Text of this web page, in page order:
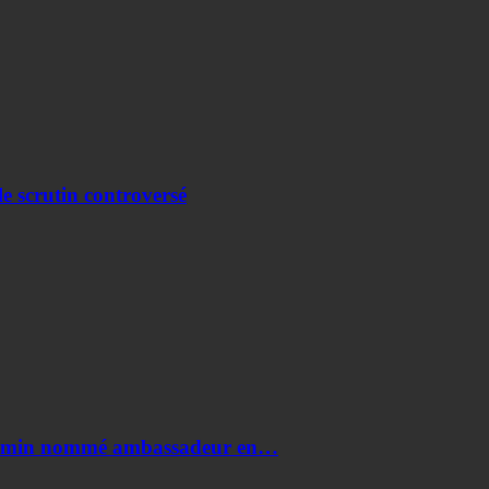
scrutin controversé
nommé ambassadeur en…